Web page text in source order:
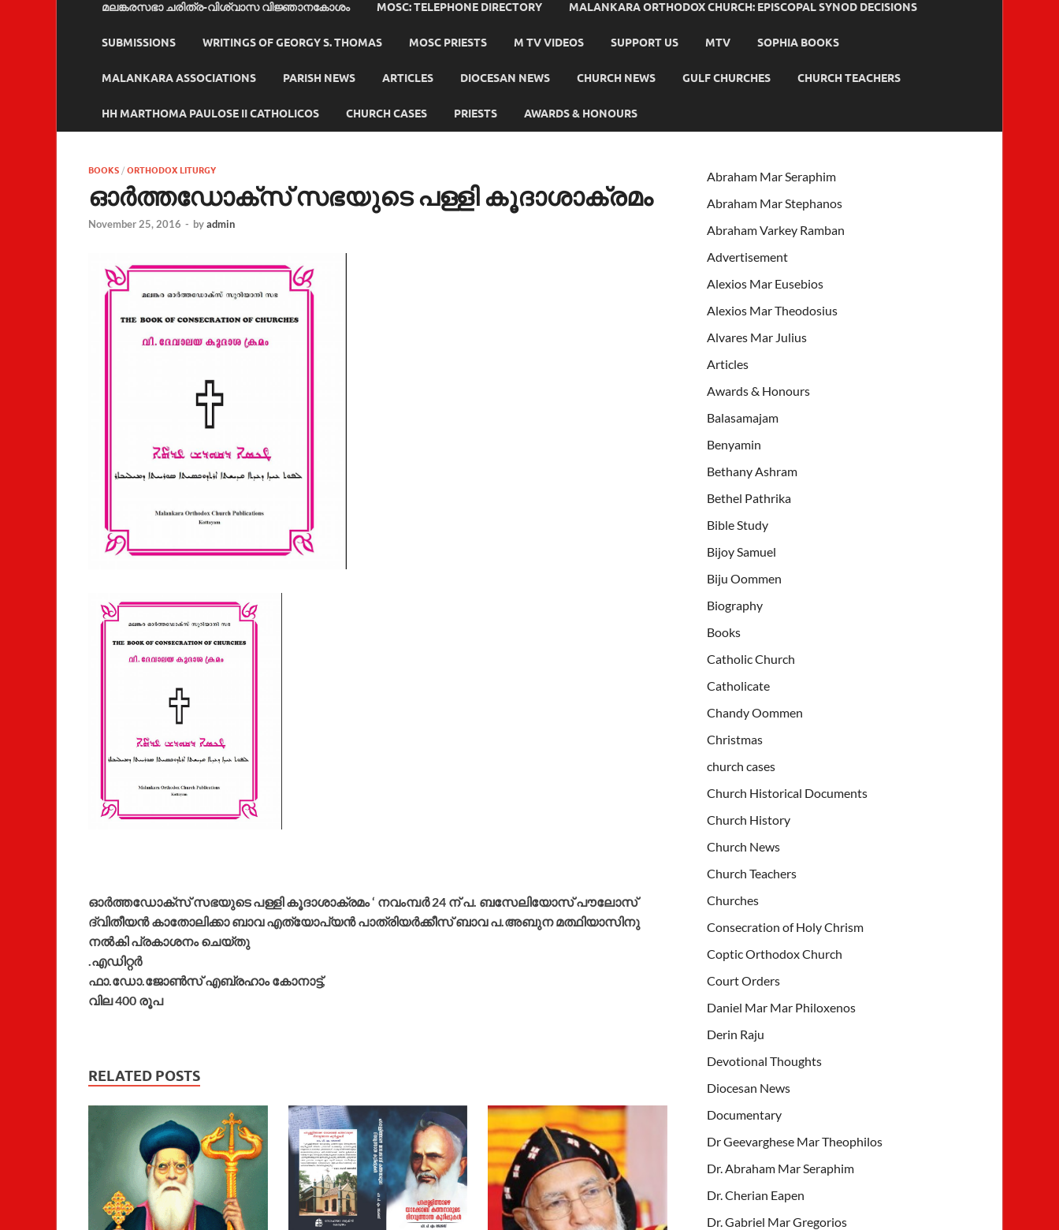
മലങ്കരസഭാ ചരിത്ര-വിശ്വാസ വിജ്ഞാനകോശം MOSC: TELEPHONE DIRECTORY MALANKARA ORTHODOX CHURCH: EPISCOPAL SYNOD DECISIONS
SUBMISSIONS WRITINGS OF GEORGY S. THOMAS MOSC PRIESTS M TV VIDEOS SUPPORT US MTV SOPHIA BOOKS
MALANKARA ASSOCIATIONS PARISH NEWS ARTICLES DIOCESAN NEWS CHURCH NEWS GULF CHURCHES CHURCH TEACHERS
HH MARTHOMA PAULOSE II CATHOLICOS CHURCH CASES PRIESTS AWARDS & HONOURS
BOOKS / ORTHODOX LITURGY
ഓർത്തഡോക്സ് സഭയുടെ പള്ളി കൂദാശാക്രമം
November 25, 2016 - byadmin
ഓർത്തഡോക്സ് സഭയുടെ പള്ളി കൂദാശാക്രമം ‘ നവംമ്പർ 24 ന് പ. ബസേലിയോസ് പൗലോസ്
ദ്വിതീയൻ കാതോലിക്കാ ബാവ എത്യോപ്യൻ പാത്രിയർക്കീസ് ബാവ പ.അബുന മത്ഥിയാസിനു
നൽകി പ്രകാശനം ചെയ്തു
.എഡിറ്റർ
ഫാ.ഡോ.ജോൺസ് എബ്രഹാം കോനാട്ട്,
വില 400 രൂപ
RELATED POSTS
Abraham Mar Seraphim
Abraham Mar Stephanos
Abraham Varkey Ramban
Advertisement
Alexios Mar Eusebios
Alexios Mar Theodosius
Alvares Mar Julius
Articles
Awards & Honours
Balasamajam
Benyamin
Bethany Ashram
Bethel Pathrika
Bible Study
Bijoy Samuel
Biju Oommen
Biography
Books
Catholic Church
Catholicate
Chandy Oommen
Christmas
church cases
Church Historical Documents
Church History
Church News
Church Teachers
Churches
Consecration of Holy Chrism
Coptic Orthodox Church
Court Orders
Daniel Mar Mar Philoxenos
Derin Raju
Devotional Thoughts
Diocesan News
Documentary
Dr Geevarghese Mar Theophilos
Dr. Abraham Mar Seraphim
Dr. Cherian Eapen
Dr. Gabriel Mar Gregorios